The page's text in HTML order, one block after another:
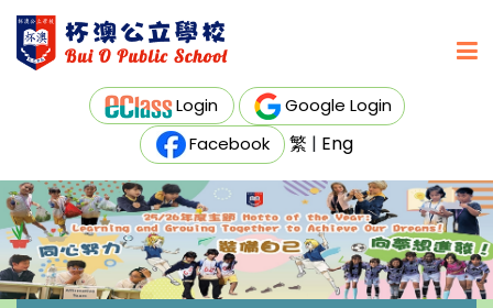
Login
Google Login
Facebook
繁 | Eng